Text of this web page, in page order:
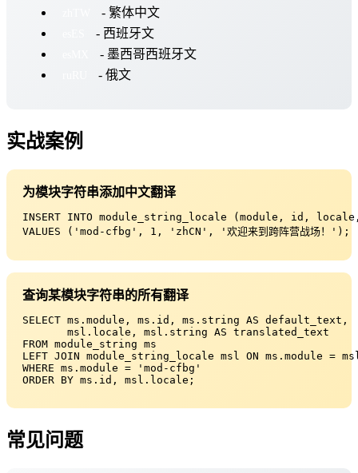
- 繁体中文
- 西班牙文
- 墨西哥西班牙文
- 俄文
实战案例
为模块字符串添加中文翻译
INSERT INTO module_string_locale (module, id,
VALUES ('mod-cfbg', 1, 'zhCN', '欢迎来到跨阵营战场！');
查询某模块字符串的所有翻译
SELECT ms.module, ms.id, ms.string AS default_text,
       msl.locale, msl.string AS translated_text
FROM module_string ms
LEFT JOIN module_string_locale msl ON ms.module =
WHERE ms.module = 'mod-cfbg'
ORDER BY ms.id, msl.locale;
常见问题